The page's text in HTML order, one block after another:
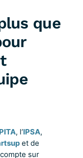
que
, l’IPSA,
et de
compte sur